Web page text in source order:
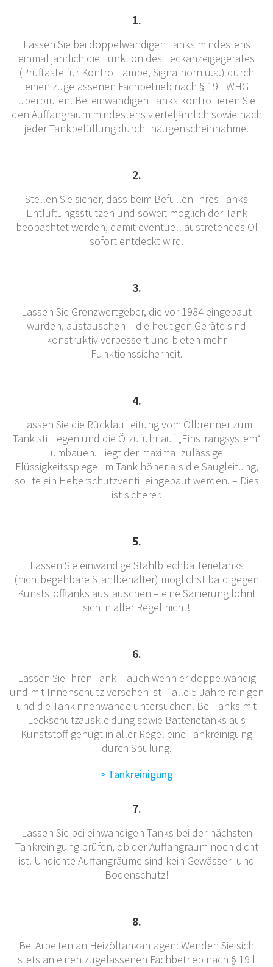
1.
Lassen Sie bei doppelwandigen Tanks mindestens
einmal jährlich die Funktion des Leckanzeigegerätes
(Prüftaste für Kontrolllampe, Signalhorn u.a.) durch
einen zugelassenen Fachbetrieb nach § 19 l WHG
überprüfen. Bei einwandigen Tanks kontrollieren Sie
den Auffangraum mindestens vierteljährlich sowie nach
jeder Tankbefüllung durch Inaugenscheinnahme.
2.
Stellen Sie sicher, dass beim Befüllen Ihres Tanks
Entlüftungsstutzen und soweit möglich der Tank
beobachtet werden, damit eventuell austretendes Öl
sofort entdeckt wird.
3.
Lassen Sie Grenzwertgeber, die vor 1984 eingebaut
wurden, austauschen – die heutigen Geräte sind
konstruktiv verbessert und bieten mehr
Funktionssicherheit.
4.
Lassen Sie die Rücklaufleitung vom Ölbrenner zum
Tank stilllegen und die Ölzufuhr auf „Einstrangsystem“
umbauen. Liegt der maximal zulässige
Flüssigkeitsspiegel im Tank höher als die Saugleitung,
sollte ein Heberschutzventil eingebaut werden. – Dies
ist sicherer.
5.
Lassen Sie einwandige Stahlblechbatterietanks
(nichtbegehbare Stahlbehälter) möglichst bald gegen
Kunststofftanks austauschen – eine Sanierung lohnt
sich in aller Regel nicht!
6.
Lassen Sie Ihren Tank – auch wenn er doppelwandig
und mit Innenschutz versehen ist – alle 5 Jahre reinigen
und die Tankinnenwände untersuchen. Bei Tanks mit
Leckschutzauskleidung sowie Batterietanks aus
Kunststoff genügt in aller Regel eine Tankreinigung
durch Spülung.
> Tankreinigung
7.
Lassen Sie bei einwandigen Tanks bei der nächsten
Tankreinigung prüfen, ob der Auffangraum noch dicht
ist. Undichte Auffangräume sind kein Gewässer- und
Bodenschutz!
8.
Bei Arbeiten an Heizöltankanlagen: Wenden Sie sich
stets an einen zugelassenen Fachbetrieb nach § 19 l